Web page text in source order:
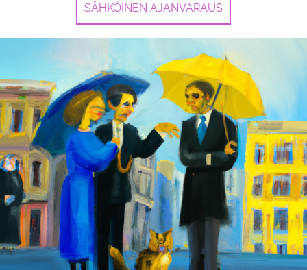
SÄHKÖINEN AJANVARAUS